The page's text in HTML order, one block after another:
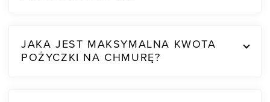
JAKA JEST MAKSYMALNA KWOTA
POŻYCZKI NA CHMURĘ?